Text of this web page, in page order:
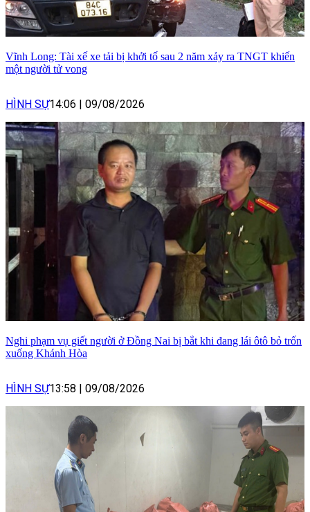
Vĩnh Long: Tài xế xe tải bị khởi tố sau 2 năm xảy ra TNGT khiến
một người tử vong
HÌNH SỰ14:06 09/08/2026
Nghi phạm vụ giết người ở Đồng Nai bị bắt khi đang lái ôtô bỏ trốn
xuống Khánh Hòa
HÌNH SỰ13:58 09/08/2026